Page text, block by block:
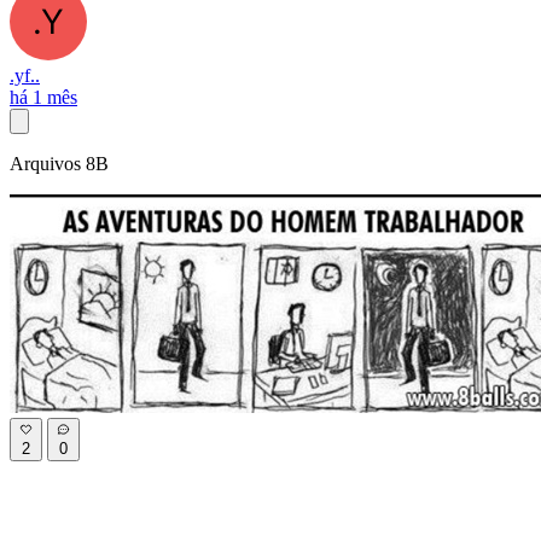
.yf..
há 1 mês
Arquivos 8B
2 0